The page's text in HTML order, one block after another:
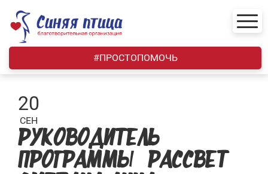
content
#ПРОСТОПОМОЧЬ
20
СЕН
РУКОВОДИТЕЛЬ
ПРОГРАММЫ «РАССВЕТ»